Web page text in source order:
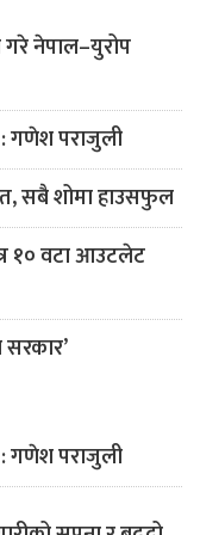
गरे नेपाल–युरोप
गणेश पराजुली
सबै शोमा हाउसफुल
१० वटा आउटलेट
सरकार’
गणेश पराजुली